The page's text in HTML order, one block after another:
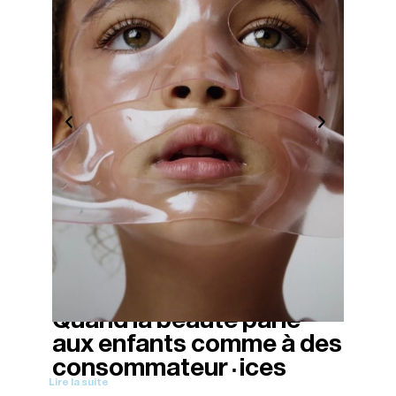
Quand la beauté parle
aux enfants comme à des
consommateur·ices
Lire la suite